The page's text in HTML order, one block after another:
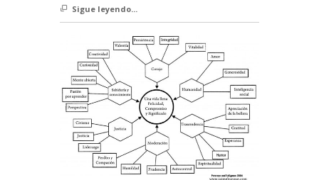
Sigue leyendo...